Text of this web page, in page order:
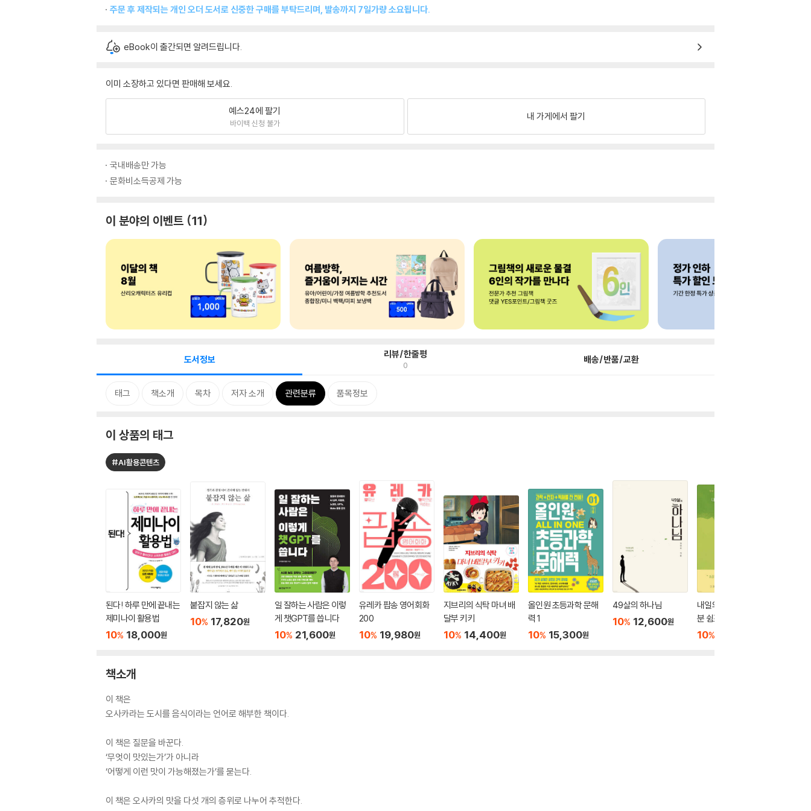
주문 후 제작되는 개인 오더 도서로 신중한 구매를 부탁드리며, 발송까지 7일가량 소요됩니다.
eBook이 출간되면 알려드립니다.
이미 소장하고 있다면 판매해 보세요.
예스24에 팔기
바이백 신청 불가
내 가게에서 팔기
국내배송만 가능
문화비소득공제 가능
이 분야의 이벤트 11
도서정보 리뷰/한줄평
0 배송/반품/교환
태그 책소개 목차 저자 소개 관련분류 품목정보
이 상품의 태그
#AI활용콘텐츠
된다! 하루 만에 끝내는
제미나이 활용법
10% 18,000원
붙잡지 않는 삶
10% 17,820원
일 잘하는 사람은 이렇
게 챗GPT를 씁니다
10% 21,600원
유레카 팝송 영어회화
200
10% 19,980원
지브리의 식탁 마녀 배
달부 키키
10% 14,400원
올인원 초등과학 문해
력 1
10% 15,300원
49살의 하나님
10% 12,600원
내일의 나를 깨우는 5
분 쉼표
10%
책소개
이 책은
오사카라는 도시를 음식이라는 언어로 해부한 책이다.
이 책은 질문을 바꾼다.
‘무엇이 맛있는가’가 아니라
‘어떻게 이런 맛이 가능해졌는가’를 묻는다.
이 책은 오사카의 맛을 다섯 개의 층위로 나누어 추적한다.